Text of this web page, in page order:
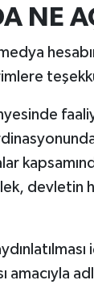
NE
devletin